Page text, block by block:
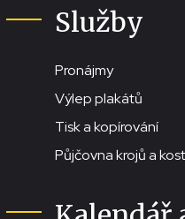
Služby
Pronájmy
Výlep plakátů
Tisk a kopírování
Půjčovna krojů a